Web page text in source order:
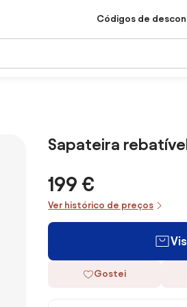
Códigos de
Sapateira
199 €
Ver histórico de preços
Gostei